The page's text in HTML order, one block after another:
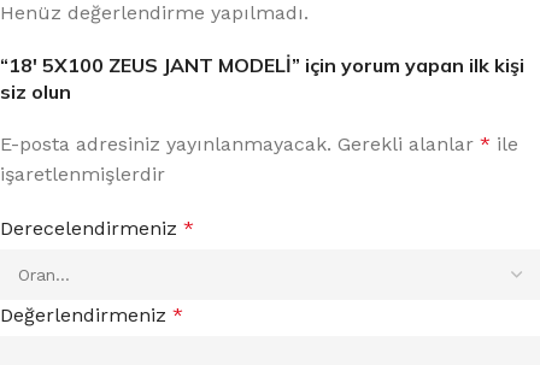
Henüz değerlendirme yapılmadı.
“18′ 5X100 ZEUS JANT MODELİ” için yorum yapan ilk kişi
siz olun
E-posta adresiniz yayınlanmayacak. Gerekli alanlar * ile
işaretlenmişlerdir
Derecelendirmeniz *
Değerlendirmeniz *